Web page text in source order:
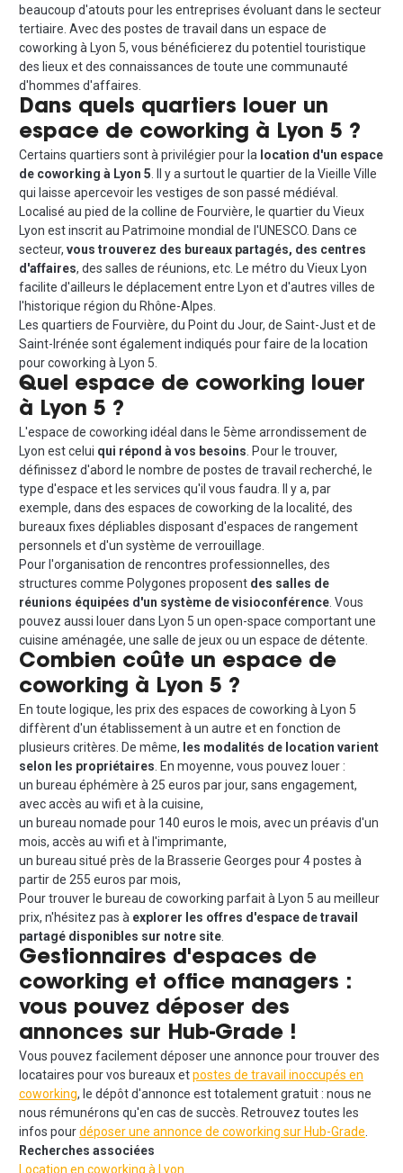
beaucoup d'atouts pour les entreprises évoluant dans le secteur
tertiaire. Avec des postes de travail dans un espace de
coworking à Lyon 5, vous bénéficierez du potentiel touristique
des lieux et des connaissances de toute une communauté
d'hommes d'affaires.
Dans quels quartiers louer un
espace de coworking à Lyon 5 ?
Certains quartiers sont à privilégier pour la location d'un espace
de coworking à Lyon 5 . Il y a surtout le quartier de la Vieille Ville
qui laisse apercevoir les vestiges de son passé médiéval.
Localisé au pied de la colline de Fourvière, le quartier du Vieux
Lyon est inscrit au Patrimoine mondial de l'UNESCO. Dans ce
secteur, vous trouverez des bureaux partagés, des centres
d'affaires, des salles de réunions, etc. Le métro du Vieux Lyon
facilite d'ailleurs le déplacement entre Lyon et d'autres villes de
l'historique région du Rhône-Alpes.
Les quartiers de Fourvière, du Point du Jour, de Saint-Just et de
Saint-Irénée sont également indiqués pour faire de la location
pour coworking à Lyon 5.
Quel espace de coworking louer
à Lyon 5 ?
L'espace de coworking idéal dans le 5ème arrondissement de
Lyon est celui qui répond à vos besoins . Pour le trouver,
définissez d'abord le nombre de postes de travail recherché, le
type d'espace et les services qu'il vous faudra. Il y a, par
exemple, dans des espaces de coworking de la localité, des
bureaux fixes dépliables disposant d'espaces de rangement
personnels et d'un système de verrouillage.
Pour l'organisation de rencontres professionnelles, des
structures comme Polygones proposent des salles de
réunions équipées d'un système de visioconférence . Vous
pouvez aussi louer dans Lyon 5 un open-space comportant une
cuisine aménagée, une salle de jeux ou un espace de détente.
Combien coûte un espace de
coworking à Lyon 5 ?
En toute logique, les prix des espaces de coworking à Lyon 5
diffèrent d'un établissement à un autre et en fonction de
plusieurs critères. De même, les modalités de location varient
selon les propriétaires . En moyenne, vous pouvez louer :
un bureau éphémère à 25 euros par jour, sans engagement,
avec accès au wifi et à la cuisine,
un bureau nomade pour 140 euros le mois, avec un préavis d'un
mois, accès au wifi et à l'imprimante,
un bureau situé près de la Brasserie Georges pour 4 postes à
partir de 255 euros par mois,
Pour trouver le bureau de coworking parfait à Lyon 5 au meilleur
prix, n'hésitez pas à explorer les offres d'espace de travail
partagé disponibles sur notre site
Gestionnaires d'espaces de
coworking et office managers :
vous pouvez déposer des
annonces sur Hub-Grade !
Vous pouvez facilement déposer une annonce pour trouver des
locataires pour vos bureaux etpostes de travail inoccupés en
coworking, le dépôt d'annonce est totalement gratuit : nous ne
nous rémunérons qu'en cas de succès. Retrouvez toutes les
infos pourdéposer une annonce de coworking sur Hub-Grade
Recherches associées
Location en coworking à Lyon